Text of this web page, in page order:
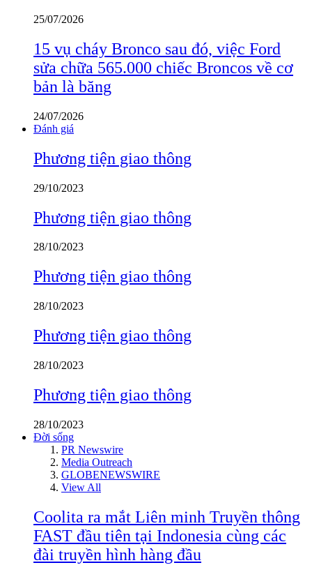
25/07/2026
15 vụ cháy Bronco sau đó, việc Ford
sửa chữa 565.000 chiếc Broncos về cơ
bản là băng
24/07/2026
Đánh giá
Phương tiện giao thông
29/10/2023
Phương tiện giao thông
28/10/2023
Phương tiện giao thông
28/10/2023
Phương tiện giao thông
28/10/2023
Phương tiện giao thông
28/10/2023
Đời sống
PR Newswire
Media Outreach
GLOBENEWSWIRE
View All
Coolita ra mắt Liên minh Truyền thông
FAST đầu tiên tại Indonesia cùng các
đài truyền hình hàng đầu